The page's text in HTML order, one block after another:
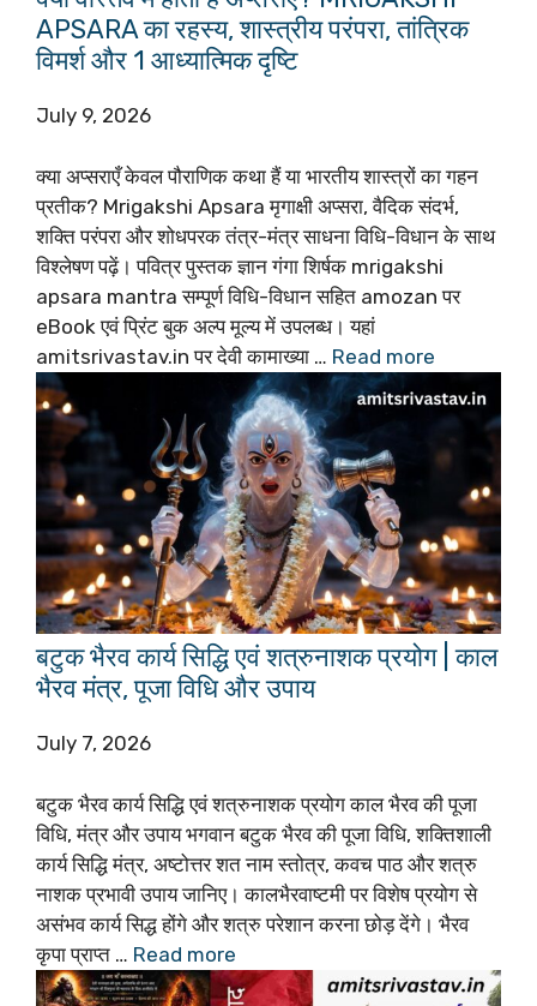
APSARA का रहस्य, शास्त्रीय परंपरा, तांत्रिक
विमर्श और 1 आध्यात्मिक दृष्टि
July 9, 2026
क्या अप्सराएँ केवल पौराणिक कथा हैं या भारतीय शास्त्रों का गहन
प्रतीक? Mrigakshi Apsara मृगाक्षी अप्सरा, वैदिक संदर्भ,
शक्ति परंपरा और शोधपरक तंत्र-मंत्र साधना विधि-विधान के साथ
विश्लेषण पढ़ें। पवित्र पुस्तक ज्ञान गंगा शिर्षक mrigakshi
apsara mantra सम्पूर्ण विधि-विधान सहित amozan पर
eBook एवं प्रिंट बुक अल्प मूल्य में उपलब्ध। यहां
amitsrivastav.in पर देवी कामाख्या … Read more
बटुक भैरव कार्य सिद्धि एवं शत्रुनाशक प्रयोग | काल
भैरव मंत्र, पूजा विधि और उपाय
July 7, 2026
बटुक भैरव कार्य सिद्धि एवं शत्रुनाशक प्रयोग काल भैरव की पूजा
विधि, मंत्र और उपाय भगवान बटुक भैरव की पूजा विधि, शक्तिशाली
कार्य सिद्धि मंत्र, अष्टोत्तर शत नाम स्तोत्र, कवच पाठ और शत्रु
नाशक प्रभावी उपाय जानिए। कालभैरवाष्टमी पर विशेष प्रयोग से
असंभव कार्य सिद्ध होंगे और शत्रु परेशान करना छोड़ देंगे। भैरव
कृपा प्राप्त … Read more